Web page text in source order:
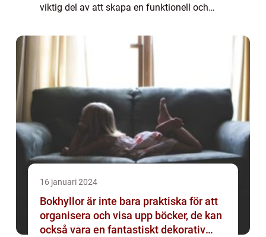
viktig del av att skapa en funktionell och
kommer vi att ge en grundlig översikt...
16 januari 2024
Bokhyllor är inte bara praktiska för att
organisera och visa upp böcker, de kan
också vara en fantastiskt dekorativ